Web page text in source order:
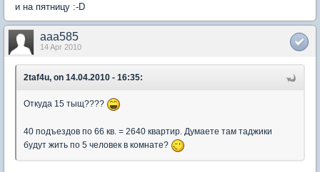
и на пятницу :-D
aaa585
14 Apr 2010
2taf4u, on 14.04.2010 - 16:35:
Откуда 15 тыщ????
40 подъездов по 66 кв. = 2640 квартир. Думаете там таджики
будут жить по 5 человек в комнате?